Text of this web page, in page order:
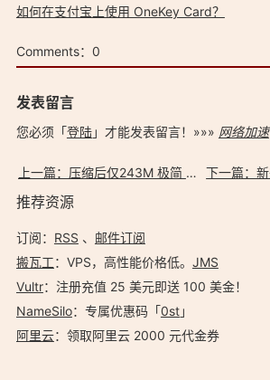
如何在支付宝上使用 OneKey Card？
Comments： 0
发表留言
您必须「登陆」才能发表留言！»»» 网络加速
上一篇：压缩后仅243M 极简 超级纯净版 Windows 7 x86 系统镜像下载
推荐资源
订阅： RSS 、 邮件订阅
搬瓦工：VPS，高性能价格低。️ JMS
Vultr：注册充值 25 美元即送 100 美金！
NameSilo：专属优惠码「0st」
阿里云：领取阿里云 2000 元代金券